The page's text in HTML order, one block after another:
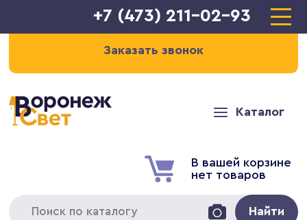
+7 (473) 211-02-93
Заказать звонок
Каталог
В вашей корзине
нет товаров
Найти